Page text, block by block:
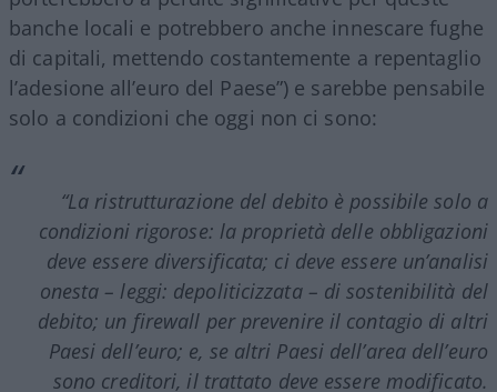
banche locali e potrebbero anche innescare fughe
di capitali, mettendo costantemente a repentaglio
l’adesione all’euro del Paese”) e sarebbe pensabile
solo a condizioni che oggi non ci sono:
“La ristrutturazione del debito è possibile solo a
condizioni rigorose: la proprietà delle obbligazioni
deve essere diversificata; ci deve essere un’analisi
onesta – leggi: depoliticizzata – di sostenibilità del
debito; un firewall per prevenire il contagio di altri
Paesi dell’euro; e, se altri Paesi dell’area dell’euro
sono creditori, il trattato deve essere modificato.